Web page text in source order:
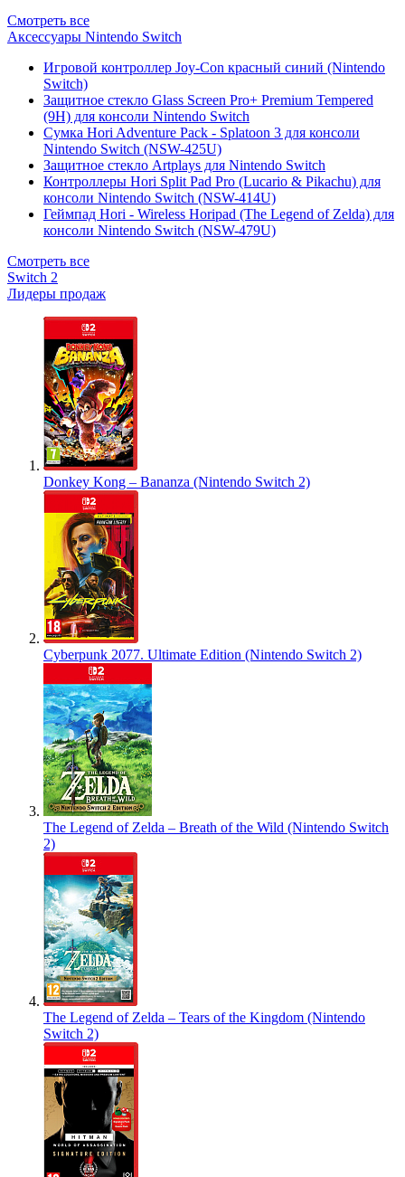
Смотреть все
Аксессуары Nintendo Switch
Игровой контроллер Joy-Con красный синий (Nintendo
Switch)
Защитное стекло Glass Screen Pro+ Premium Tempered
(9H) для консоли Nintendo Switch
Сумка Hori Adventure Pack - Splatoon 3 для консоли
Nintendo Switch (NSW-425U)
Защитное стекло Artplays для Nintendo Switch
Контроллеры Hori Split Pad Pro (Lucario & Pikachu) для
консоли Nintendo Switch (NSW-414U)
Геймпад Hori - Wireless Horipad (The Legend of Zelda) для
консоли Nintendo Switch (NSW-479U)
Смотреть все
Switch 2
Лидеры продаж
Donkey Kong – Bananza (Nintendo Switch 2)
Cyberpunk 2077. Ultimate Edition (Nintendo Switch 2)
The Legend of Zelda – Breath of the Wild (Nintendo Switch
2)
The Legend of Zelda – Tears of the Kingdom (Nintendo
Switch 2)